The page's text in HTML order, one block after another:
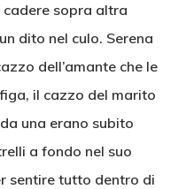
cadere sopra altra
dito nel culo. Serena
dell’amante che le
il cazzo del marito
una erano subito
a fondo nel suo
sentire tutto dentro di